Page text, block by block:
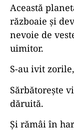
Această
războaie și
nevoie de
uimitor.
S-au ivit
Sărbătorește
dăruită.
Și rămâi în